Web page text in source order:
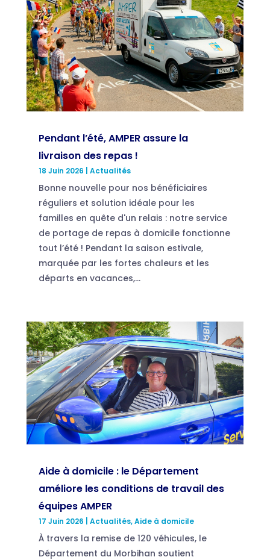
Pendant l’été, AMPER assure la
livraison des repas !
18 Juin 2026 Actualités
Bonne nouvelle pour nos bénéficiaires
réguliers et solution idéale pour les
familles en quête d'un relais : notre service
de portage de repas à domicile fonctionne
tout l’été ! Pendant la saison estivale,
marquée par les fortes chaleurs et les
départs en vacances,...
Aide à domicile : le Département
améliore les conditions de travail des
équipes AMPER
17 Juin 2026 Actualités,Aide à domicile
À travers la remise de 120 véhicules, le
Département du Morbihan soutient